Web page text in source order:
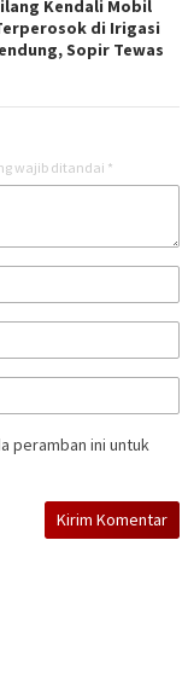
Kendali Mobil
di Irigasi
Sopir Tewas
wajib ditandai *
peramban ini untuk